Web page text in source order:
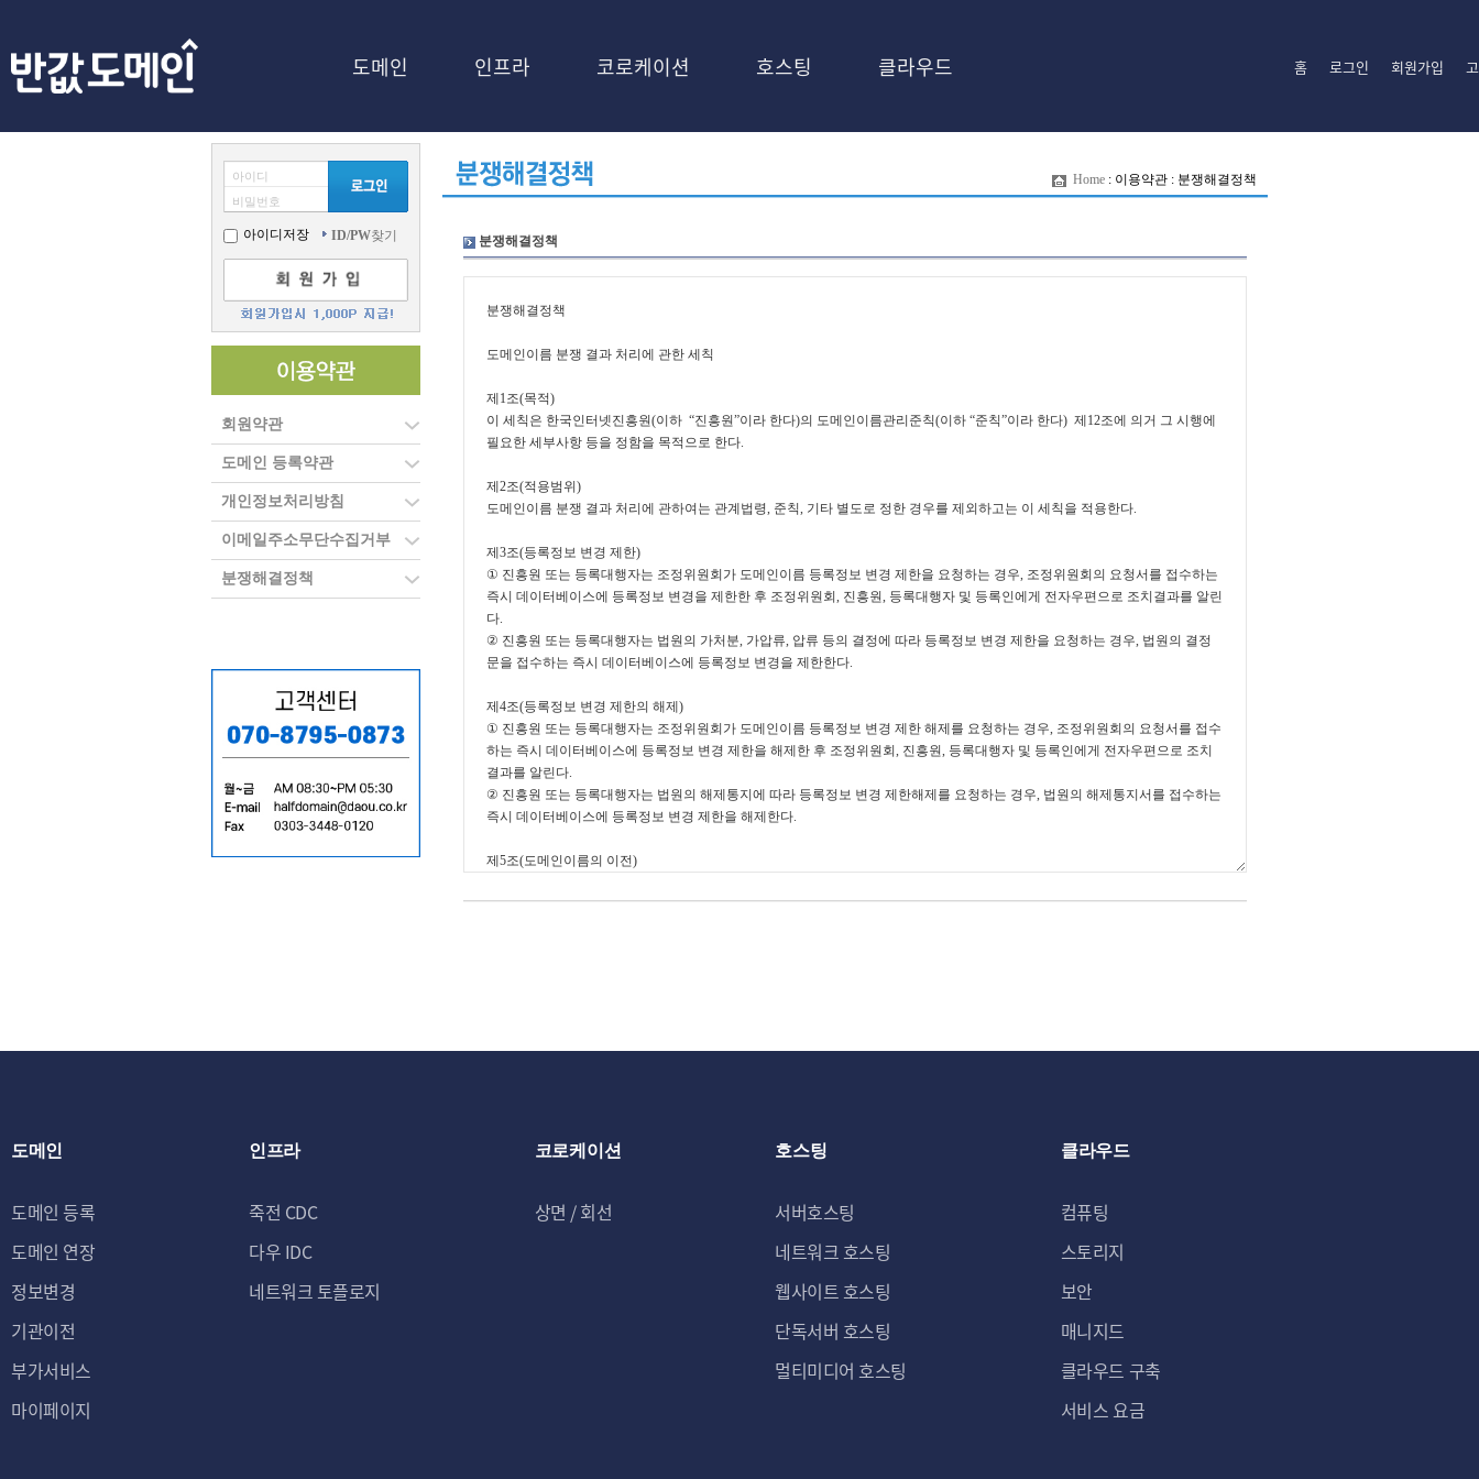
도메인 인프라 코로케이션 호스팅 클라우드 홈 로그인 회원가입
아이디
비밀번호
아이디저장 ID/PW찾기
회원약관
도메인 등록약관
개인정보처리방침
이메일주소무단수집거부
분쟁해결정책
Home : 이용약관 : 분쟁해결정책
분쟁해결정책
도메인
도메인 등록
도메인 연장
정보변경
기관이전
부가서비스
마이페이지
인프라
죽전 CDC
다우 IDC
네트워크 토플로지
코로케이션
상면 / 회선
호스팅
서버호스팅
네트워크 호스팅
웹사이트 호스팅
단독서버 호스팅
멀티미디어 호스팅
클라우드
컴퓨팅
스토리지
보안
매니지드
클라우드 구축
서비스 요금